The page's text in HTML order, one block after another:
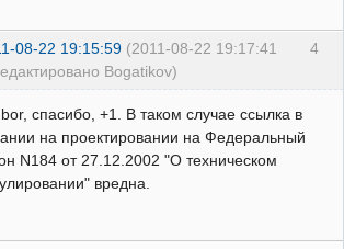
4
08-22 19:15:59 (2011-08-22 19:17:41
Bogatikov)
спасибо, +1. В таком случае ссылка в
на проектировании на Федеральный
N184 от 27.12.2002 "О техническом
вредна.